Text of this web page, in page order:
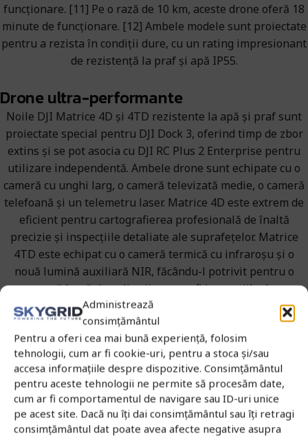
Administrează
consimțământul
Pentru a oferi cea mai bună experiență, folosim
tehnologii, cum ar fi cookie-uri, pentru a stoca și/sau
accesa informațiile despre dispozitive. Consimțământul
pentru aceste tehnologii ne permite să procesăm date,
cum ar fi comportamentul de navigare sau ID-uri unice
pe acest site. Dacă nu îți dai consimțământul sau îți retragi
consimțământul dat poate avea afecte negative asupra
funcționare. [11] Pe o rază de 10 km, aceste drone oferă 18
minute de funcționare. [12] Ambele modele sunt proiectate
pentru a rezista în condiții dure, cu un rating impresionant
de rezistență la praf și apă IP55.
Drone ultra-performante
Noile DJI Matrice 4D și 4TD rezistente la apă și praf sunt
proiectate special pentru DJI Dock 3, oferind timp de zbor
extins și se pot asocia cu DJI RC Plus 2 Enterprise pentru
utilizare independentă. Ambele drone sunt echipate cu o
cameră cu unghi larg, o cameră televizată medie, o cameră
telefoană și un telemetru laser. Matrice 4D este extrem de
eficient pentru cartografierea profesională de înaltă
precizie și inspecțiile detaliate ale suprafețelor. Matrice
4TD este echipat cu o cameră termică cu infraroșu și o
nouă lumină auxiliară NIR, făcându-l potrivit pentru o
gamă largă de aplicații, cum ar fi inspecțiile de
infrastructură, răspunsul în caz de urgență și siguranța
publică.
Cameră cu unghi wide
4/3 CMOS
Pixeli efectivi de 20MP